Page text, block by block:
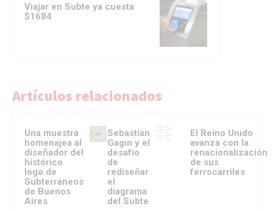
Viajar en Subte ya cuesta
$1684
Artículos relacionados
Una muestra
homenajea al
diseñador del
histórico
logo de
Subterráneos
de Buenos
Aires
Sebastián
Gagin y el
desafío
de
rediseñar
el
diagrama
del Subte
El Reino Unido
avanza con la
renacionalización
de sus
ferrocarriles